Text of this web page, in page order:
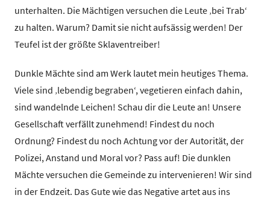
unterhalten. Die Mächtigen versuchen die Leute ‚bei Trab‘
zu halten. Warum? Damit sie nicht aufsässig werden! Der
Teufel ist der größte Sklaventreiber!
Dunkle Mächte sind am Werk lautet mein heutiges Thema.
Viele sind ‚lebendig begraben‘, vegetieren einfach dahin,
sind wandelnde Leichen! Schau dir die Leute an! Unsere
Gesellschaft verfällt zunehmend! Findest du noch
Ordnung? Findest du noch Achtung vor der Autorität, der
Polizei, Anstand und Moral vor? Pass auf! Die dunklen
Mächte versuchen die Gemeinde zu intervenieren! Wir sind
in der Endzeit. Das Gute wie das Negative artet aus ins